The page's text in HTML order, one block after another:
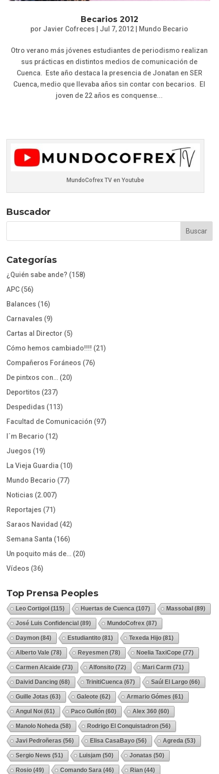
Becarios 2012
por Javier Cofreces | Jul 7, 2012 | Mundo Becario
Otro verano más jóvenes estudiantes de periodismo realizan
sus prácticas en distintos medios de comunicación de
Cuenca. Este año destaca la presencia de Jonatan en SER
Cuenca, medio que llevaba años sin contar con becarios. El
joven de 22 años es conquense...
MundoCofrex TV en Youtube
Buscador
Categorías
¿Quién sabe ande? (158)
APC (56)
Balances (16)
Carnavales (9)
Cartas al Director (5)
Cómo hemos cambiado!!!! (21)
Compañeros Foráneos (76)
De pintxos con… (20)
Deportitos (237)
Despedidas (113)
Facultad de Comunicación (97)
I´m Becario (12)
Juegos (19)
La Vieja Guardia (10)
Mundo Becario (77)
Noticias (2.007)
Reportajes (71)
Saraos Navidad (42)
Semana Santa (166)
Un poquito más de… (20)
Vídeos (36)
Top Prensa Peoples
Leo Cortigol (115) Huertas de Cuenca (107) Massobal (89)
José Luis Confidencial (89) MundoCofrex (87)
Daymon (84) Estudiantito (81) Texeda Hijo (81)
Alberto Vale (78) Reyesmen (78) Noelia TaxiCope (77)
Carmen Alcaide (73) Alfonsito (72) Mari Carm (71)
Daivid Dancing (68) TrinitiCuenca (67) Saúl El Largo (66)
Guille Jotas (63) Galeote (62) Armario Gómes (61)
Angul Noi (61) Paco Gullón (60) Alex 360 (60)
Manolo Noheda (58) Rodrigo El Conquistadron (56)
Javi Pedroñeras (56) Elisa CasaBayo (56) Agreda (53)
Sergio News (51) Luisjam (50) Jonatas (50)
Rosio (49) Comando Sara (46) Rian (44)